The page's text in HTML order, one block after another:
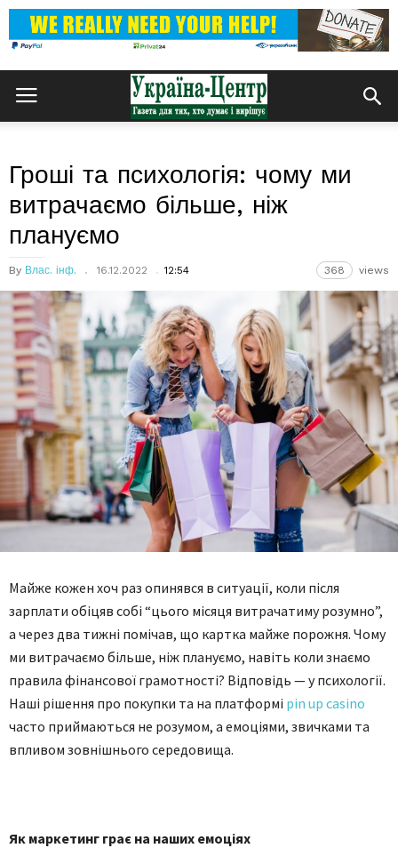
Гроші та психологія: чому ми
витрачаємо більше, ніж
плануємо
By Влас. інф. 16.12.2022 12:54 368 views
Майже кожен хоч раз опинявся в ситуації, коли після
зарплати обіцяв собі “цього місяця витрачатиму розумно”,
а через два тижні помічав, що картка майже порожня. Чому
ми витрачаємо більше, ніж плануємо, навіть коли знаємо
правила фінансової грамотності? Відповідь — у психології.
Наші рішення про покупки та на платформі pin up casino
часто приймаються не розумом, а емоціями, звичками та
впливом зовнішнього середовища.
Як маркетинг грає на наших емоціях